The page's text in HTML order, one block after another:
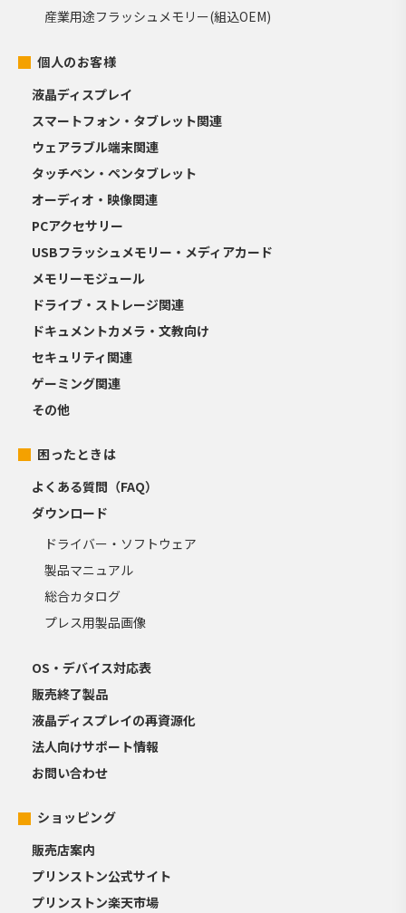
産業用途フラッシュメモリー(組込OEM)
個人のお客様
液晶ディスプレイ
スマートフォン・タブレット関連
ウェアラブル端末関連
タッチペン・ペンタブレット
オーディオ・映像関連
PCアクセサリー
USBフラッシュメモリー・メディアカード
メモリーモジュール
ドライブ・ストレージ関連
ドキュメントカメラ・文教向け
セキュリティ関連
ゲーミング関連
その他
困ったときは
よくある質問（FAQ）
ダウンロード
ドライバー・ソフトウェア
製品マニュアル
総合カタログ
プレス用製品画像
OS・デバイス対応表
販売終了製品
液晶ディスプレイの再資源化
法人向けサポート情報
お問い合わせ
ショッピング
販売店案内
プリンストン公式サイト
プリンストン楽天市場